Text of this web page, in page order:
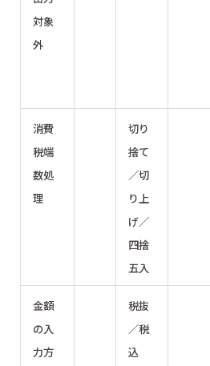
対象
外
消費
税端
数処
理
切り
捨て
／切
り上
げ／
四捨
五入
金額
の入
力方
税抜
／税
込